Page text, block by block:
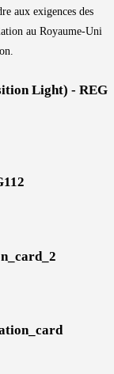
aux exigences des
au Royaume-Uni
Light) - REG